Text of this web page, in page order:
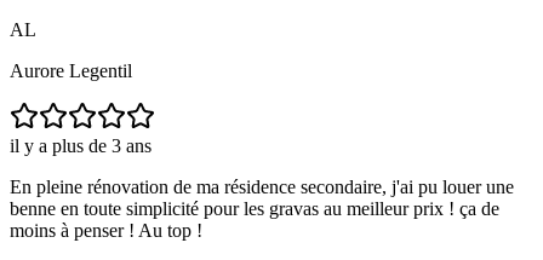
AL
Aurore Legentil
il y a plus de 3 ans
En pleine rénovation de ma résidence secondaire, j'ai pu louer une
benne en toute simplicité pour les gravas au meilleur prix ! ça de
moins à penser ! Au top !